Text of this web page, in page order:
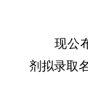
现公
剂拟录取